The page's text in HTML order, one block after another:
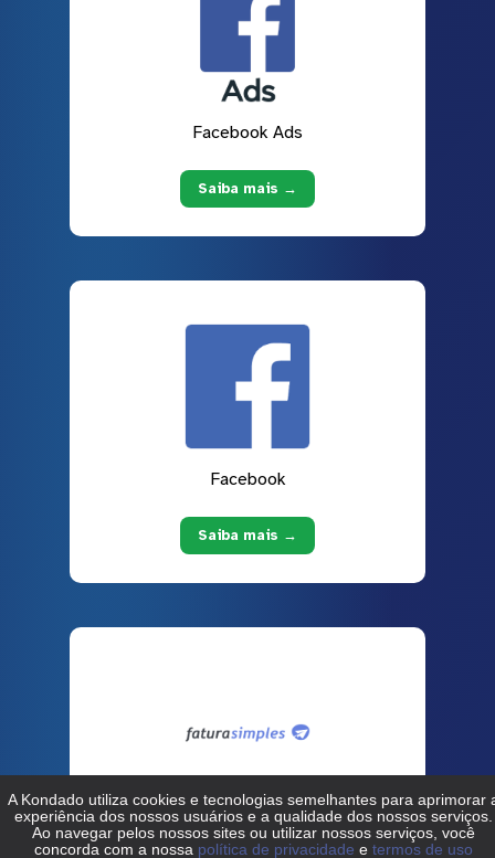
Facebook Ads
Saiba mais →
Facebook
Saiba mais →
Fatura Simples